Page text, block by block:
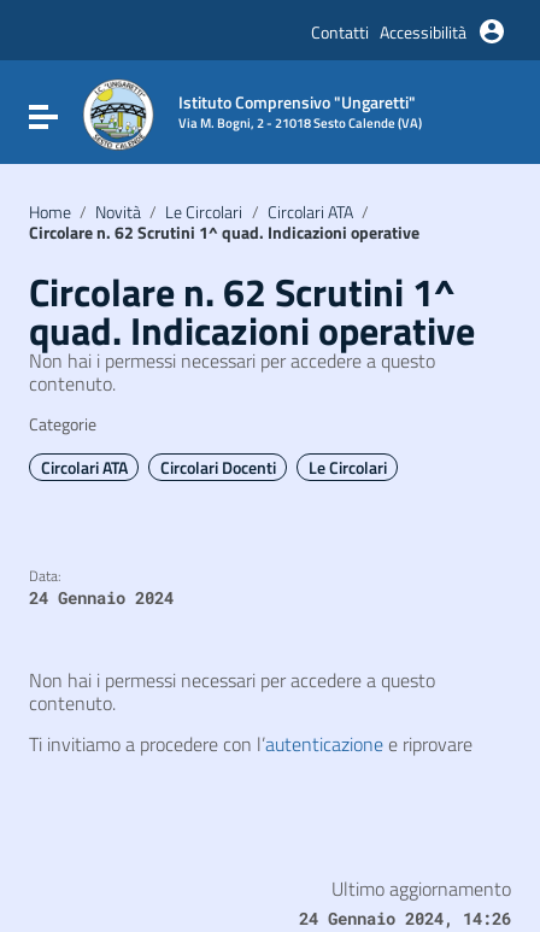
Vai al footer
Contatti Accessibilità
Attiva / disattiva la navigazione
Istituto Comprensivo "Ungaretti"
Via M. Bogni, 2 - 21018 Sesto Calende (VA)
Home / Novità / Le Circolari / Circolari ATA /
Circolare n. 62 Scrutini 1^ quad. Indicazioni operative
Circolare n. 62 Scrutini 1^
quad. Indicazioni operative
Non hai i permessi necessari per accedere a questo
contenuto.
Categorie
Circolari ATA
Circolari Docenti Le Circolari
Data:
24 Gennaio 2024
Non hai i permessi necessari per accedere a questo
contenuto.
Ti invitiamo a procedere con l’autenticazionee riprovare
Ultimo aggiornamento
24 Gennaio 2024, 14:26